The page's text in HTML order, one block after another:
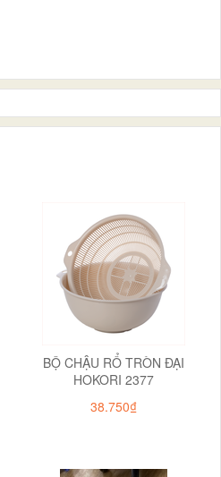
BỘ CHẬU RỔ TRÒN ĐẠI
HOKORI 2377
38.750₫